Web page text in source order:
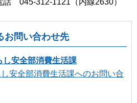
045-312-1121（内線2630）
お問い合わせ先
し安全部消費生活課
安全部消費生活課へのお問い合